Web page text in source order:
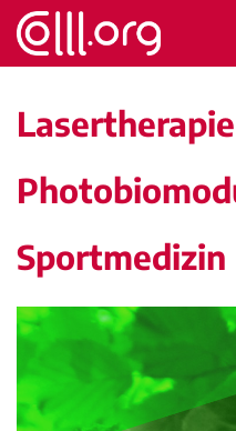
BACK
Sportmedizin